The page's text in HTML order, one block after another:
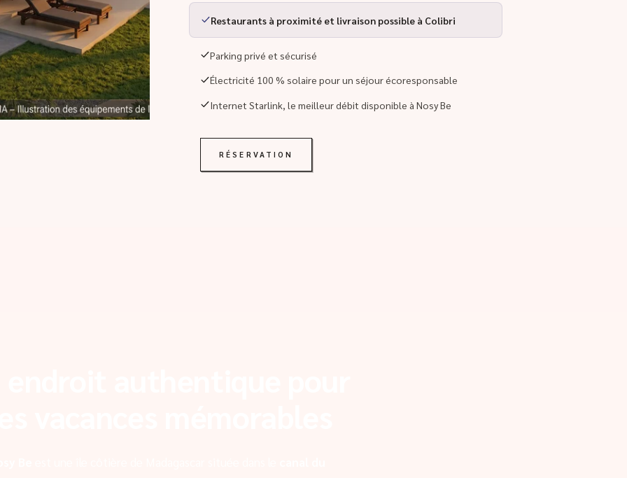
Restaurants à proximité et livraison possible à Colibri
Parking privé et sécurisé
Électricité 100 % solaire pour un séjour écoresponsable
Internet Starlink, le meilleur débit disponible à Nosy Be
RÉSERVATION